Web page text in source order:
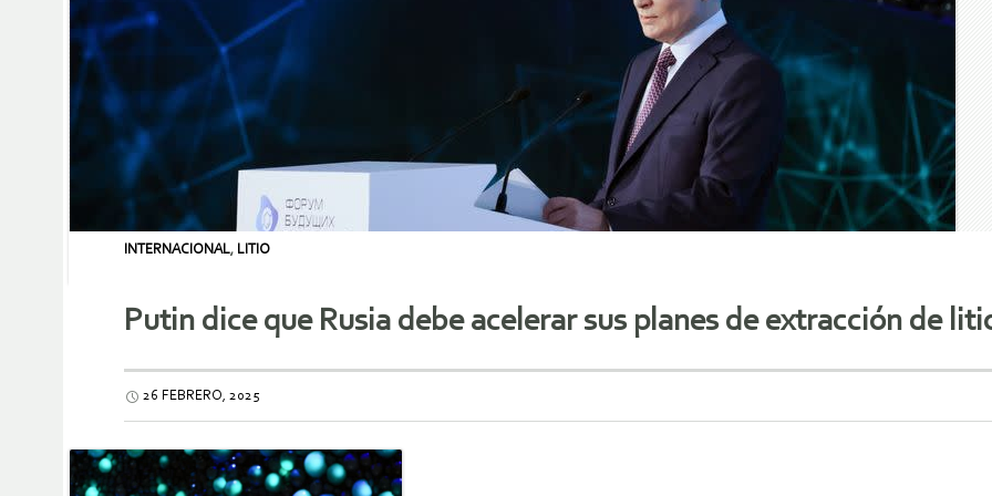
INTERNACIONAL, LITIO
Putin dice que Rusia debe acelerar sus planes de extracción de
26 FEBRERO, 2025